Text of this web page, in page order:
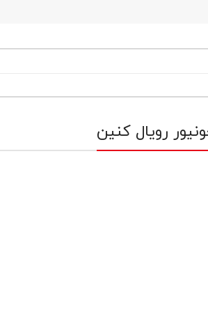
رویال کنین